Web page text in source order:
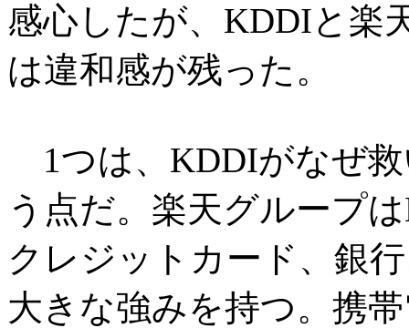
感心したが、KDDIと楽
は違和感が残った。
1つは、KDDIがなぜ
う点だ。楽天グループ
クレジットカード、銀
大きな強みを持つ。携